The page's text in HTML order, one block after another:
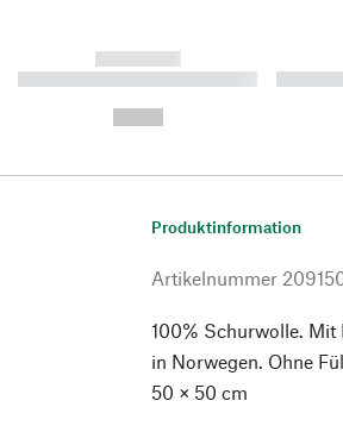
------------
----------- ----------- ----------
Produktinformation
Artikelnummer
100% Schurwolle.
in Norwegen. Ohne
50 × 50 cm